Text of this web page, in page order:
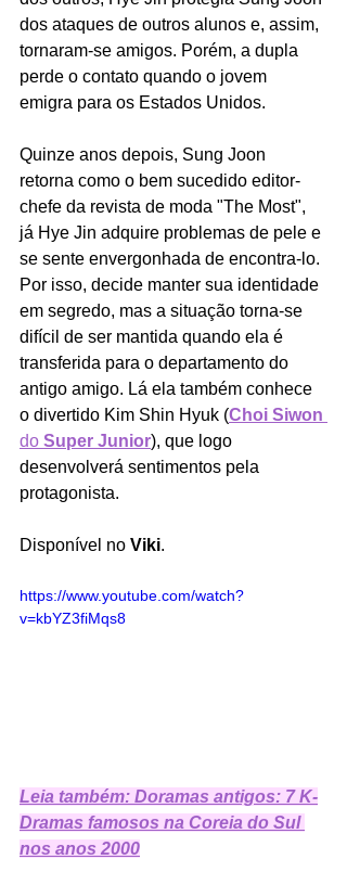
dos ataques de outros alunos e, assim,
tornaram-se amigos. Porém, a dupla
perde o contato quando o jovem
emigra para os Estados Unidos.
Quinze anos depois, Sung Joon
retorna como o bem sucedido editor-
chefe da revista de moda "The Most",
já Hye Jin adquire problemas de pele e
se sente envergonhada de encontra-lo.
Por isso, decide manter sua identidade
em segredo, mas a situação torna-se
difícil de ser mantida quando ela é
transferida para o departamento do
antigo amigo. Lá ela também conhece
o divertido Kim Shin Hyuk (Choi Siwon
do Super Junior), que logo
desenvolverá sentimentos pela
protagonista.
Disponível no Viki.
https://www.youtube.com/watch?
v=kbYZ3fiMqs8
Leia também: Doramas antigos: 7 K-
Dramas famosos na Coreia do Sul
nos anos 2000